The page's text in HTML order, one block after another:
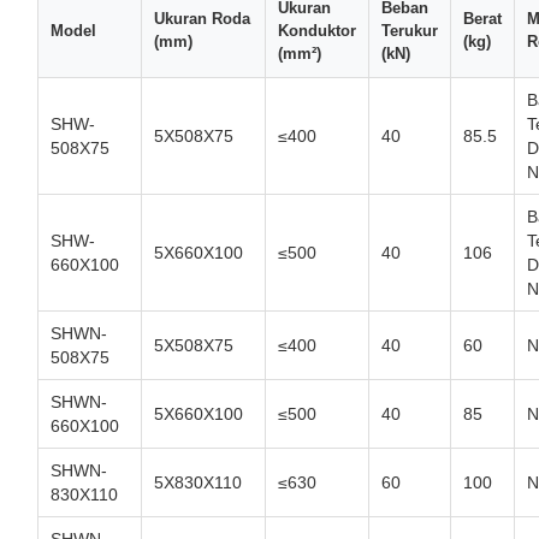
Model
Ukuran Roda
(mm)
Ukuran
Konduktor
(mm²)
Beban
Terukur
(kN)
Berat
(kg)
SHW-
508X75
5X508X75 ≤400 40 85.5
SHW-
660X100
5X660X100 ≤500 40 106
SHWN-
508X75
5X508X75 ≤400 40 60
SHWN-
660X100
5X660X100 ≤500 40 85
SHWN-
830X110
5X830X110 ≤630 60 100